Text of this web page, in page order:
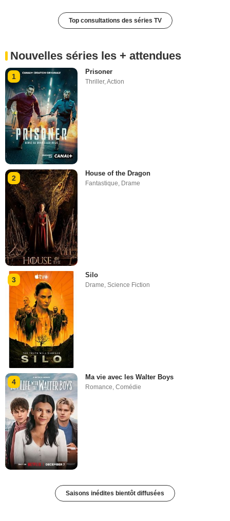
Top consultations des séries TV
Nouvelles séries les + attendues
1
Prisoner
Thriller,Action
2
House of the Dragon
Fantastique, Drame
3
Silo
Drame,Science Fiction
4
Ma vie avec les Walter Boys
Romance ,Comédie
Saisons inédites bientôt diffusées